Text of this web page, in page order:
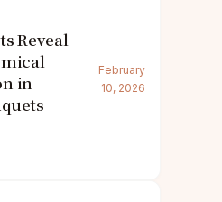
Reveal
in
February
10, 2026